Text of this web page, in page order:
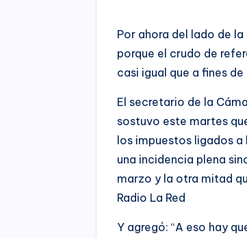
Por ahora del lado de
porque el crudo de
casi igual que a fines
El secretario de la
sostuvo este martes
los impuestos ligados
una incidencia plena
marzo y la otra mitad
Radio La Red
Y agregó: “A eso hay